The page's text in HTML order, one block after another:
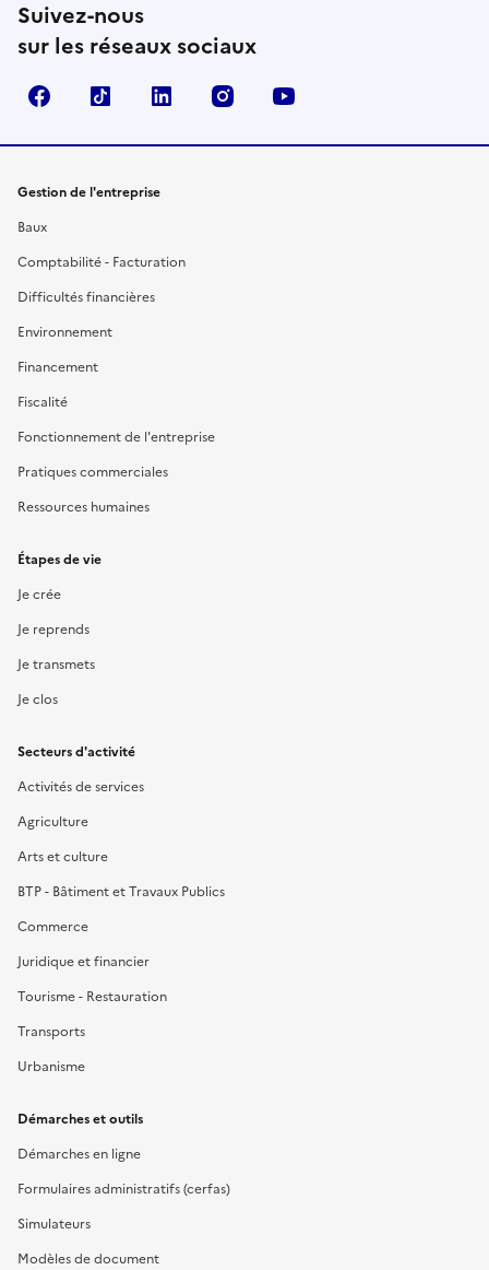
Suivez-nous
sur les réseaux sociaux
FacebookTikTok Linkedin Instagram
Gestion de l'entreprise
Baux
Comptabilité - Facturation
Difficultés financières
Environnement
Financement
Fiscalité
Fonctionnement de l'entreprise
Pratiques commerciales
Ressources humaines
Étapes de vie
Je crée
Je reprends
Je transmets
Je clos
Secteurs d'activité
Activités de services
Agriculture
Arts et culture
BTP - Bâtiment et Travaux Publics
Commerce
Juridique et financier
Tourisme - Restauration
Transports
Urbanisme
Démarches et outils
Démarches en ligne
Formulaires administratifs (cerfas)
Simulateurs
Modèles de document